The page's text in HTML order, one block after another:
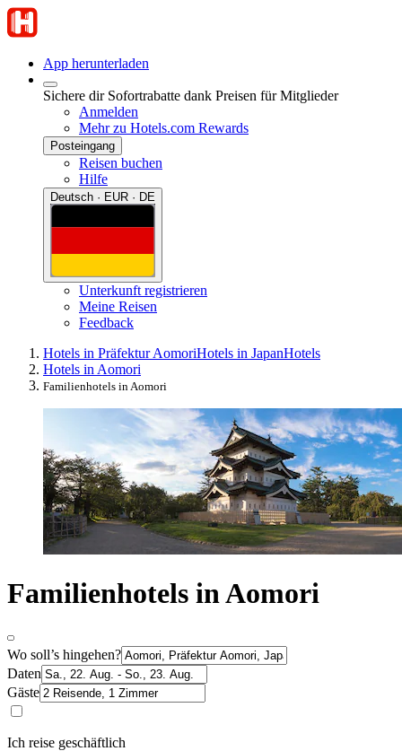
App herunterladen
Sichere dir Sofortrabatte dank Preisen für Mitglieder
Anmelden
Mehr zu Hotels.com Rewards
Posteingang
Reisen buchen
Hilfe
Deutsch · EUR · DE
Unterkunft registrieren
Meine Reisen
Feedback
Hotels in Präfektur AomoriHotels in JapanHotels
Hotels in Aomori
Familienhotels in Aomori
Familienhotels in Aomori
Wo soll’s hingehen?
Daten
Gäste
Ich reise geschäftlich